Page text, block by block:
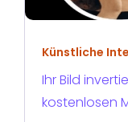
Künstliche
Ihr Bild
kostenlosen